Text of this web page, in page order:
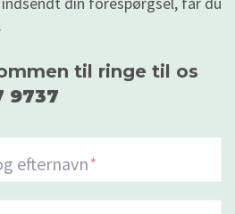
til ringe til os
9737
efternavn*